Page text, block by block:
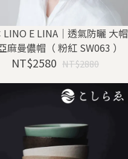
LINO E LINA｜透氣防曬 大帽
麻曼儂帽（ 粉紅 SW063 ）
NT$2580 NT$2880